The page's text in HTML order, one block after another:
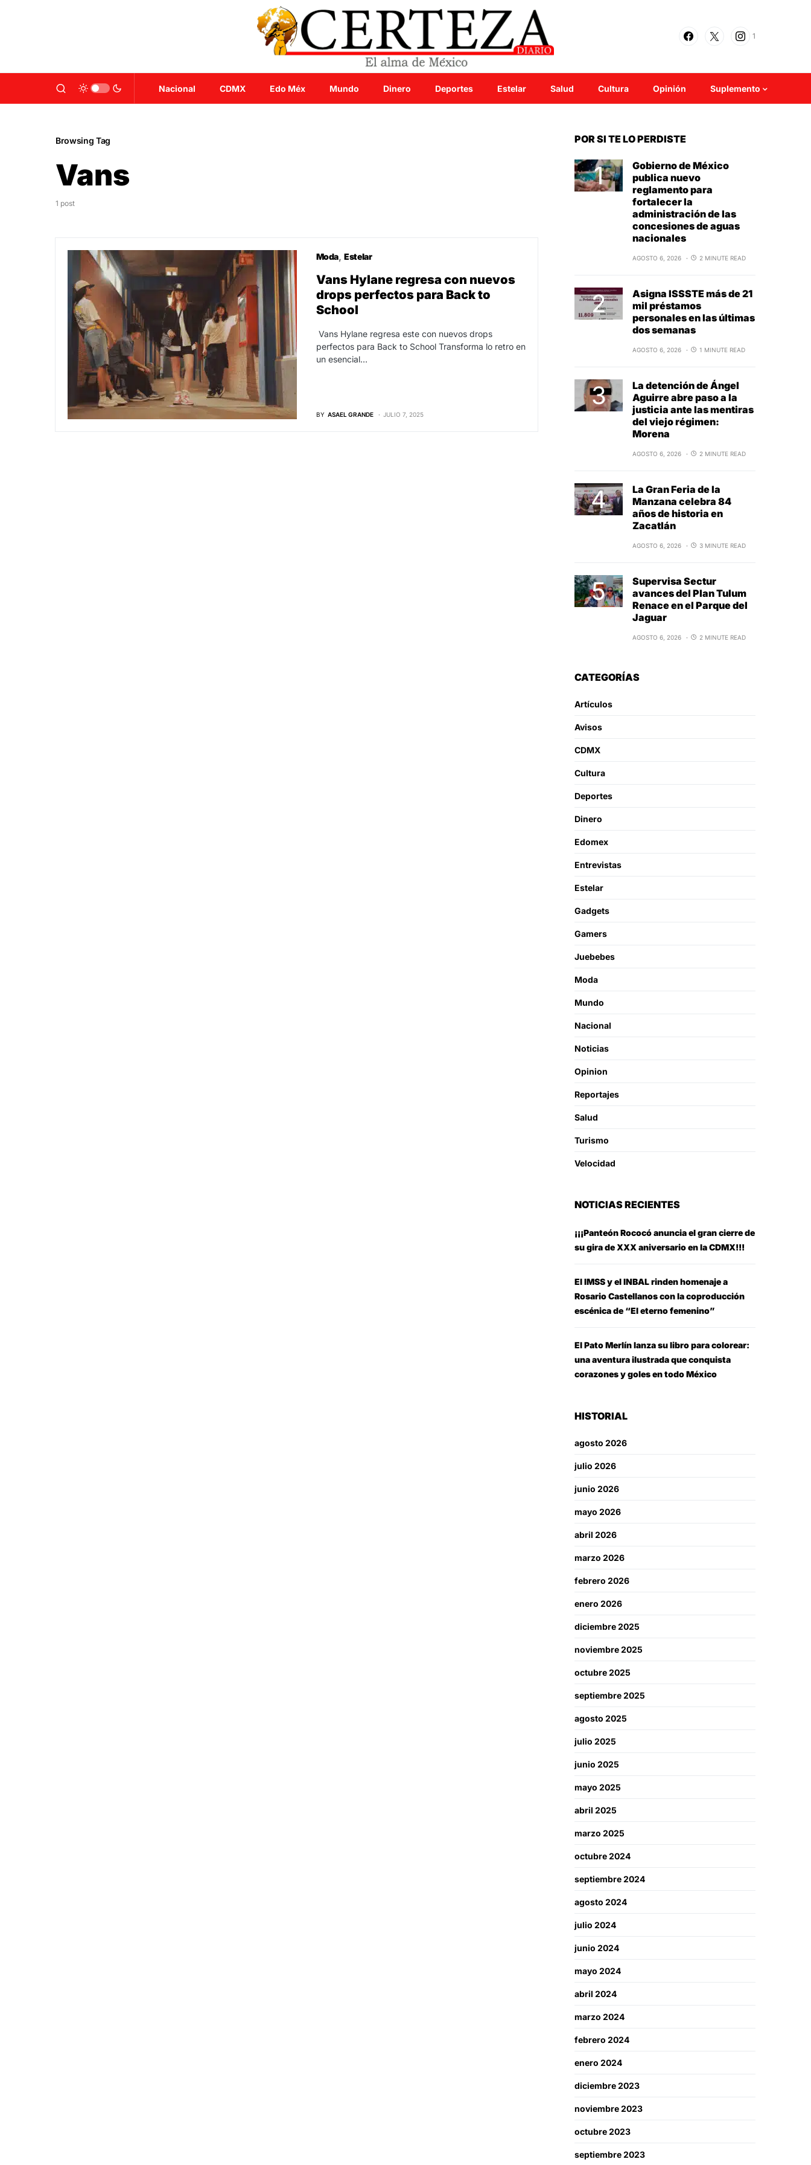
1
Nacional CDMX Edo Méx Mundo Dinero Deportes Estelar Salud Cultura Opinión Suplemento
Browsing Tag
Vans
1 post
Moda Estelar
Vans Hylane regresa con nuevos
drops perfectos para Back to
School
Vans Hylane regresa este con nuevos drops
perfectos para Back to School Transforma lo retro en
un esencial…
BY ASAEL GRANDE JULIO 7, 2025
POR SI TE LO PERDISTE
Gobierno de México
publica nuevo
reglamento para
fortalecer la
administración de las
concesiones de aguas
nacionales
AGOSTO 6, 2026 2 MINUTE READ
Asigna ISSSTE más de 21
mil préstamos
personales en las últimas
dos semanas
AGOSTO 6, 2026 1 MINUTE READ
La detención de Ángel
Aguirre abre paso a la
justicia ante las mentiras
del viejo régimen:
Morena
AGOSTO 6, 2026 2 MINUTE READ
La Gran Feria de la
Manzana celebra 84
años de historia en
Zacatlán
AGOSTO 6, 2026 3 MINUTE READ
Supervisa Sectur
avances del Plan Tulum
Renace en el Parque del
Jaguar
AGOSTO 6, 2026 2 MINUTE READ
CATEGORÍAS
Artículos
Avisos
CDMX
Cultura
Deportes
Dinero
Edomex
Entrevistas
Estelar
Gadgets
Gamers
Juebebes
Moda
Mundo
Nacional
Noticias
Opinion
Reportajes
Salud
Turismo
Velocidad
NOTICIAS RECIENTES
¡¡¡Panteón Rococó anuncia el gran cierre de
su gira de XXX aniversario en la CDMX!!!
El IMSS y el INBAL rinden homenaje a
Rosario Castellanos con la coproducción
escénica de “El eterno femenino”
El Pato Merlín lanza su libro para colorear:
una aventura ilustrada que conquista
corazones y goles en todo México
HISTORIAL
agosto 2026
julio 2026
junio 2026
mayo 2026
abril 2026
marzo 2026
febrero 2026
enero 2026
diciembre 2025
noviembre 2025
octubre 2025
septiembre 2025
agosto 2025
julio 2025
junio 2025
mayo 2025
abril 2025
marzo 2025
octubre 2024
septiembre 2024
agosto 2024
julio 2024
junio 2024
mayo 2024
abril 2024
marzo 2024
febrero 2024
enero 2024
diciembre 2023
noviembre 2023
octubre 2023
septiembre 2023